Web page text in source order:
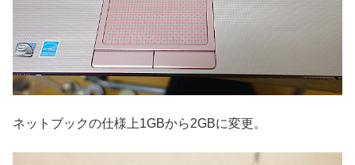
ネットブックの仕様上1GBから2GBに変更。